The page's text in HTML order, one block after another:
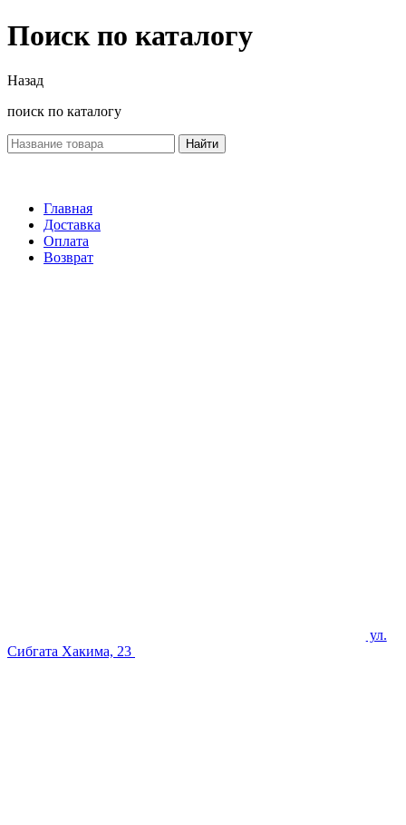
Поиск по каталогу
Назад
поиск по каталогу
Найти
Главная
Доставка
Оплата
Возврат
ул.
Сибгата Хакима, 23